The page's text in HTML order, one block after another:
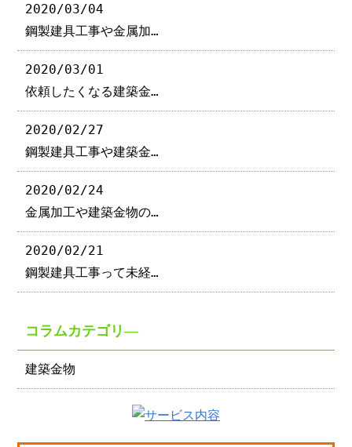
2020/03/04
鋼製建具工事や金属加…
2020/03/01
依頼したくなる建築金…
2020/02/27
鋼製建具工事や建築金…
2020/02/24
金属加工や建築金物の…
2020/02/21
鋼製建具工事って未経…
コラムカテゴリ―
建築金物